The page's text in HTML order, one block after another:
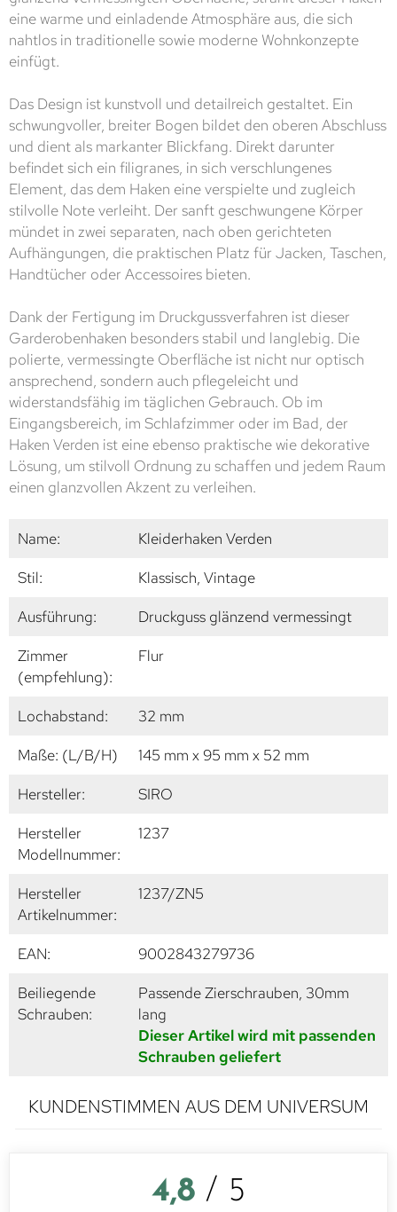
eine warme und einladende Atmosphäre aus, die sich
nahtlos in traditionelle sowie moderne Wohnkonzepte
einfügt.
Das Design ist kunstvoll und detailreich gestaltet. Ein
schwungvoller, breiter Bogen bildet den oberen Abschluss
und dient als markanter Blickfang. Direkt darunter
befindet sich ein filigranes, in sich verschlungenes
Element, das dem Haken eine verspielte und zugleich
stilvolle Note verleiht. Der sanft geschwungene Körper
mündet in zwei separaten, nach oben gerichteten
Aufhängungen, die praktischen Platz für Jacken, Taschen,
Handtücher oder Accessoires bieten.
Dank der Fertigung im Druckgussverfahren ist dieser
Garderobenhaken besonders stabil und langlebig. Die
polierte, vermessingte Oberfläche ist nicht nur optisch
ansprechend, sondern auch pflegeleicht und
widerstandsfähig im täglichen Gebrauch. Ob im
Eingangsbereich, im Schlafzimmer oder im Bad, der
Haken Verden ist eine ebenso praktische wie dekorative
Lösung, um stilvoll Ordnung zu schaffen und jedem Raum
einen glanzvollen Akzent zu verleihen.
Name:
Kleiderhaken Verden
Stil:
Klassisch, Vintage
Ausführung:
Druckguss glänzend vermessingt
Zimmer
(empfehlung):
Flur
Lochabstand:
32 mm
Maße: (L/B/H)
145 mm x 95 mm x 52 mm
Hersteller:
SIRO
Hersteller
Modellnummer:
1237
Hersteller
Artikelnummer:
1237/ZN5
EAN:
9002843279736
Beiliegende
Schrauben:
Passende Zierschrauben, 30mm
lang
Dieser Artikel wird mit passenden
Schrauben geliefert
KUNDENSTIMMEN AUS DEM UNIVERSUM
4,8 / 5